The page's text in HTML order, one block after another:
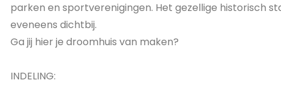
parken en sportverenigingen. Het gezellige historisch
eveneens dichtbij.
Ga jij hier je droomhuis van maken?
INDELING: